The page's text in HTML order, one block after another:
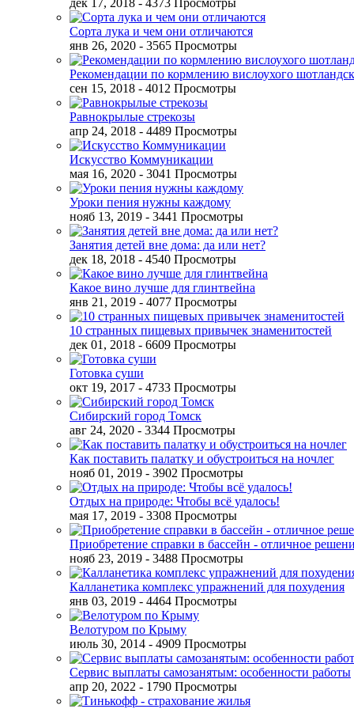
дек 17, 2018 - 4373 Просмотры
Сорта лука и чем они отличаются
янв 26, 2020 - 3565 Просмотры
Рекомендации по кормлению вислоухого
сен 15, 2018 - 4012 Просмотры
Равнокрылые стрекозы
апр 24, 2018 - 4489 Просмотры
Искусство Коммуникации
мая 16, 2020 - 3041 Просмотры
Уроки пения нужны каждому
нояб 13, 2019 - 3441 Просмотры
Занятия детей вне дома: да или нет?
дек 18, 2018 - 4540 Просмотры
Какое вино лучше для глинтвейна
янв 21, 2019 - 4077 Просмотры
10 странных пищевых привычек знаменитостей
дек 01, 2018 - 6609 Просмотры
Готовка суши
окт 19, 2017 - 4733 Просмотры
Сибирский город Томск
авг 24, 2020 - 3344 Просмотры
Как поставить палатку и обустроиться на ночлег
нояб 01, 2019 - 3902 Просмотры
Отдых на природе: Чтобы всё удалось!
мая 17, 2019 - 3308 Просмотры
Приобретение справки в бассейн - отличное
нояб 23, 2019 - 3488 Просмотры
Калланетика комплекс упражнений для похудения
янв 03, 2019 - 4464 Просмотры
Велотуром по Крыму
июль 30, 2014 - 4909 Просмотры
Сервис выплаты самозанятым: особенности работы
апр 20, 2022 - 1790 Просмотры